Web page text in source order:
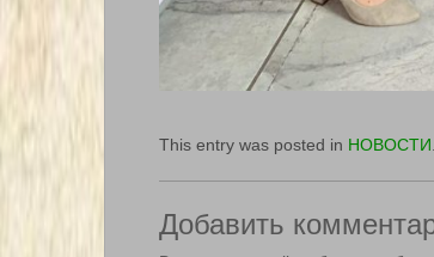
This entry was posted in НОВОСТИ
Добавить